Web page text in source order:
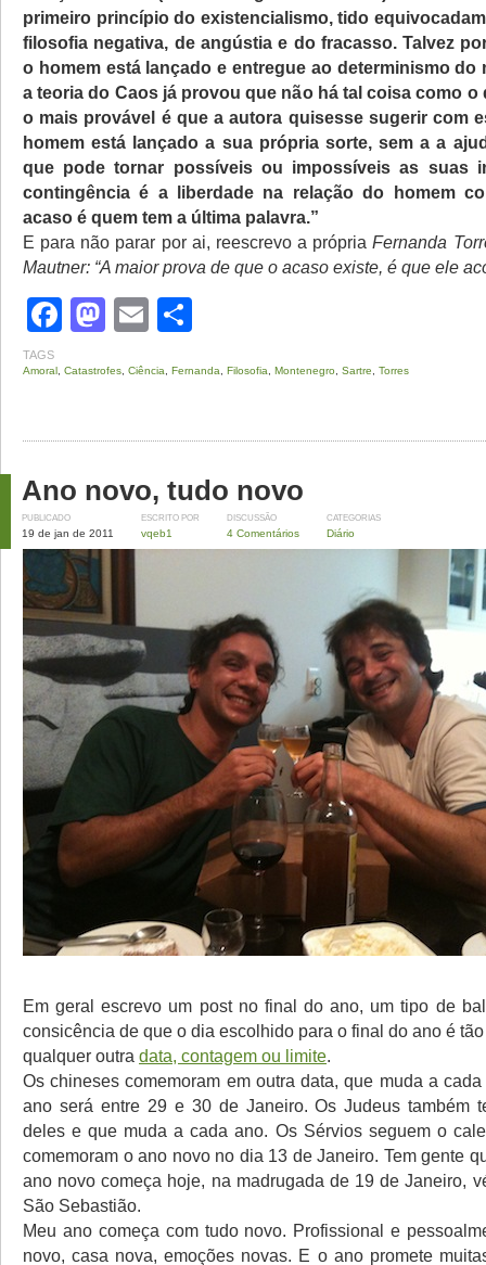
primeiro princípio do existencialismo, tido
filosofia negativa, de angústia e do fracasso. Talvez
o homem está lançado e entregue ao determinismo do
a teoria do Caos já provou que não há tal coisa como o
o mais provável é que a autora quisesse sugerir com
homem está lançado a sua própria sorte, sem a a
que pode tornar possíveis ou impossíveis as suas
contingência é a liberdade na relação do homem
acaso é quem tem a última palavra.”
E para não parar por ai, reescrevo a própriaFernanda
Mautner: “A maior prova de que o acaso existe, é que ele
Facebook
Mastodon
Email
TAGS
Amoral Catastrofes Ciência Fernanda Filosofia Montenegro Sartre Torres
Ano novo, tudo novo
PUBLICADO
19 de jan de 2011
ESCRITO POR
vqeb1
DISCUSSÃO
4 Comentários
CATEGORIAS
Diário
Em geral escrevo um post no final do ano, um tipo de
consicência de que o dia escolhido para o final do ano é
qualquer outra data, contagem ou limite.
Os chineses comemoram em outra data, que muda a
ano será entre 29 e 30 de Janeiro. Os Judeus também
deles e que muda a cada ano. Os Sérvios seguem o
comemoram o ano novo no dia 13 de Janeiro. Tem gente
ano novo começa hoje, na madrugada de 19 de Janeiro,
São Sebastião.
Meu ano começa com tudo novo. Profissional e
novo, casa nova, emoções novas. E o ano promete